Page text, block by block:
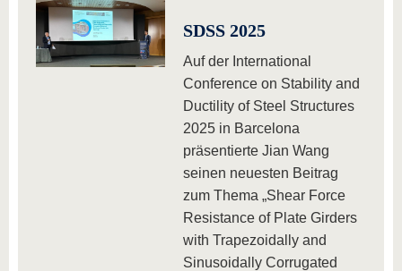
SDSS 2025
Auf der International
Conference on Stability and
Ductility of Steel Structures
2025 in Barcelona
präsentierte Jian Wang
seinen neuesten Beitrag
zum Thema „Shear Force
Resistance of Plate Girders
with Trapezoidally and
Sinusoidally Corrugated